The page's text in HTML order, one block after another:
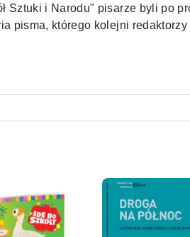
Sztuki i Narodu" pisarze byli po
pisma, którego kolejni